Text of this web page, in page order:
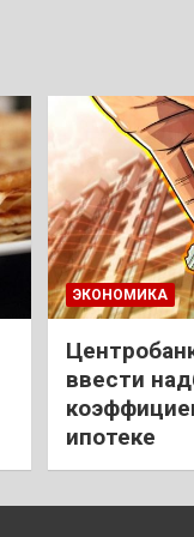
ЭКОНОМИКА
ввести
ипотеке